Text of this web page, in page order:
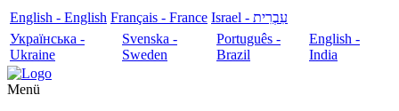
English - English Français - France
עִבְרִית - Israel
Українська -
Ukraine
Svenska -
Sweden
Português -
Brazil
English -
India
Menü